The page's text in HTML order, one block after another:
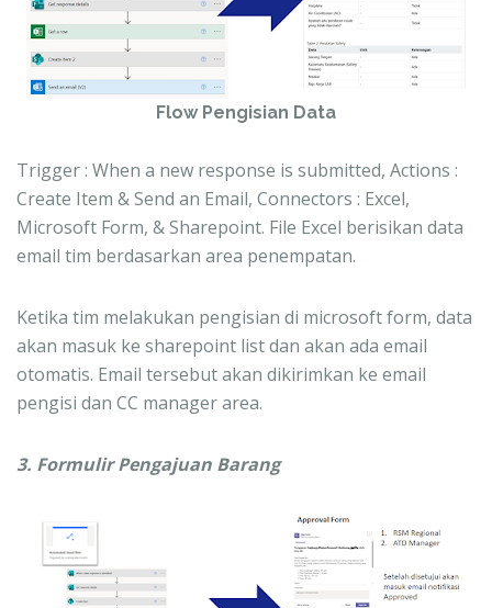
Flow Pengisian Data
Trigger : When a new response is submitted, Actions :
Create Item & Send an Email, Connectors : Excel,
Microsoft Form, & Sharepoint. File Excel berisikan data
email tim berdasarkan area penempatan.
Ketika tim melakukan pengisian di microsoft form, data
akan masuk ke sharepoint list dan akan ada email
otomatis. Email tersebut akan dikirimkan ke email
pengisi dan CC manager area.
3. Formulir Pengajuan Barang